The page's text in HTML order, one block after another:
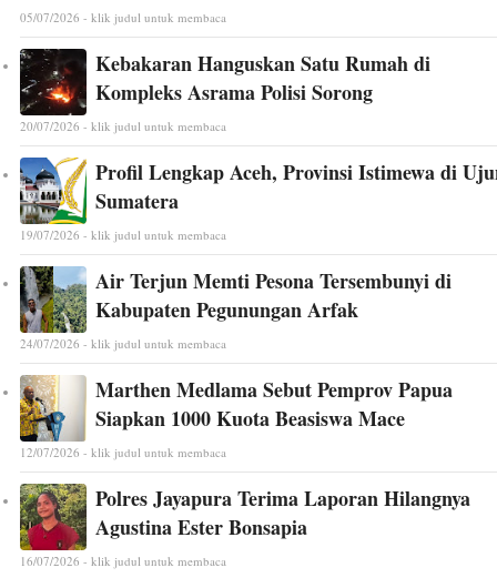
05/07/2026 - klik judul untuk membaca
Kebakaran Hanguskan Satu Rumah di
Kompleks Asrama Polisi Sorong
20/07/2026 - klik judul untuk membaca
Profil Lengkap Aceh, Provinsi Istimewa di
Sumatera
19/07/2026 - klik judul untuk membaca
Air Terjun Memti Pesona Tersembunyi di
Kabupaten Pegunungan Arfak
24/07/2026 - klik judul untuk membaca
Marthen Medlama Sebut Pemprov Papua
Siapkan 1000 Kuota Beasiswa Mace
12/07/2026 - klik judul untuk membaca
Polres Jayapura Terima Laporan Hilangnya
Agustina Ester Bonsapia
16/07/2026 - klik judul untuk membaca